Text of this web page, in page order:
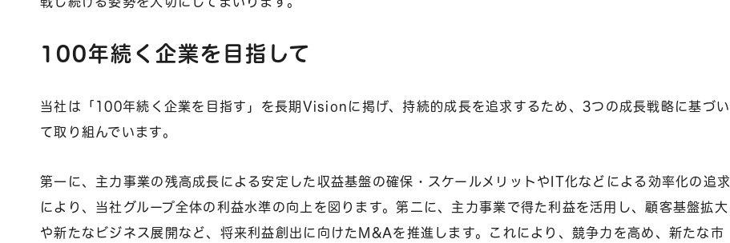
100年続く企業を目指して
当社は「100年続く企業を目指す」を長期Visionに掲げ、持続的成長を追求するため、3つの成長戦略に基づい
て取り組んでいます。
第一に、主力事業の残高成長による安定した収益基盤の確保・スケールメリットやIT化などによる効率化の追求
により、当社グループ全体の利益水準の向上を図ります。第二に、主力事業で得た利益を活用し、顧客基盤拡大
や新たなビジネス展開など、将来利益創出に向けたM&Aを推進します。これにより、競争力を高め、新たな市